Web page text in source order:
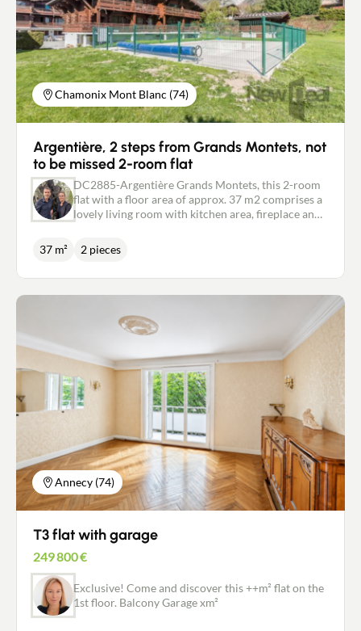
Chamonix Mont Blanc (74)
Argentière, 2 steps from Grands Montets, not
to be missed 2-room flat
DC2885-Argentière Grands Montets, this 2-room
flat with a floor area of approx. 37 m2 comprises a
lovely living room with kitchen area, fireplace and
bathroom, separate toilet and a good-sized
bedroom with balcony. Outbuildings include an
water, green areas, works fund, etc.). - No legal
proceedings in progress. Public price: 250.000
euros - Independent property consultant New Deal
Immobilier/ Agent commercial RSAC 450 238 647
David CAILLET 0672920206 - Pays du Mont-
blanc/Vallée de l'Arve
37 m² 2 pieces
Annecy (74)
T3 flat with garage
249 800€
Exclusive! Come and discover this ++m² flat on the
1st floor. Balcony Garage xm²